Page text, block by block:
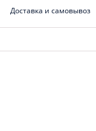
Доставка и самовывоз